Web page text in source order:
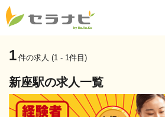
1 件の求人 (1 - 1件目)
新座駅の求人一覧